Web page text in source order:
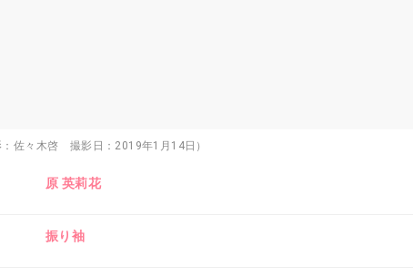
佐々木啓 撮影日：2019年1月14日）
原 英莉花
振り袖